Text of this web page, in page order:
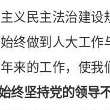
义民主法治建设
终做到人大工作
来的工作，使我
终坚持党的领导